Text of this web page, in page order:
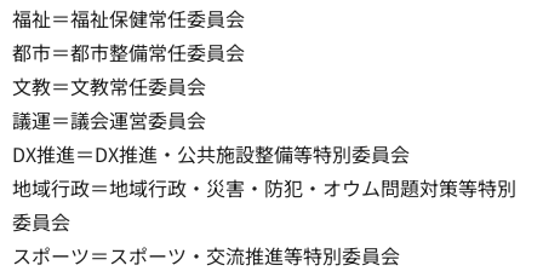
福祉＝福祉保健常任委員会
都市＝都市整備常任委員会
文教＝文教常任委員会
議運＝議会運営委員会
DX推進＝DX推進・公共施設整備等特別委員会
地域行政＝地域行政・災害・防犯・オウム問題対策等特別
委員会
スポーツ＝スポーツ・交流推進等特別委員会